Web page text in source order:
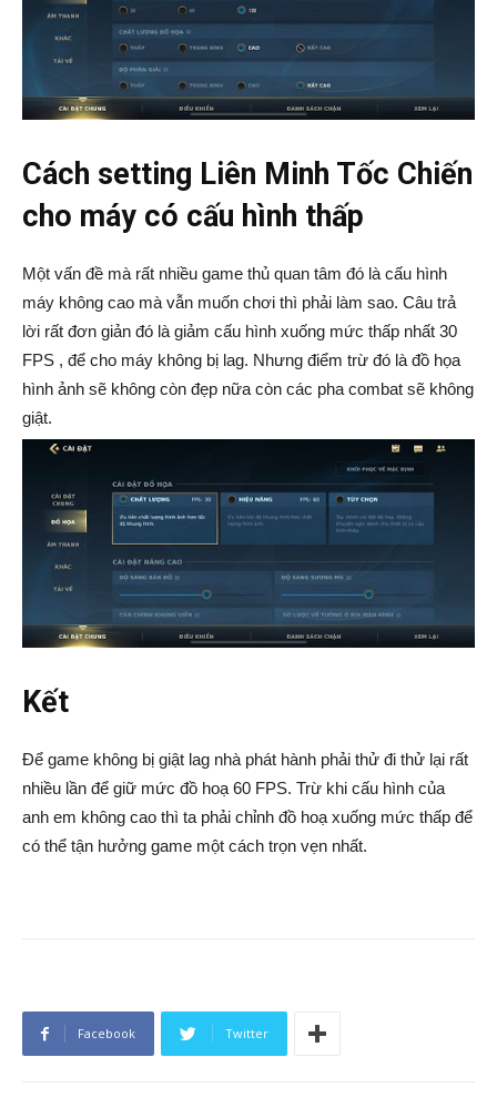
Cách setting Liên Minh Tốc Chiến
cho máy có cấu hình thấp
Một vấn đề mà rất nhiều game thủ quan tâm đó là cấu hình
máy không cao mà vẫn muốn chơi thì phải làm sao. Câu trả
lời rất đơn giản đó là giảm cấu hình xuống mức thấp nhất 30
FPS , để cho máy không bị lag. Nhưng điểm trừ đó là đồ họa
hình ảnh sẽ không còn đẹp nữa còn các pha combat sẽ không
giật.
Kết
Để game không bị giật lag nhà phát hành phải thử đi thử lại rất
nhiều lần để giữ mức đồ hoạ 60 FPS. Trừ khi cấu hình của
anh em không cao thì ta phải chỉnh đồ hoạ xuống mức thấp để
có thể tận hưởng game một cách trọn vẹn nhất.
Facebook Twitter